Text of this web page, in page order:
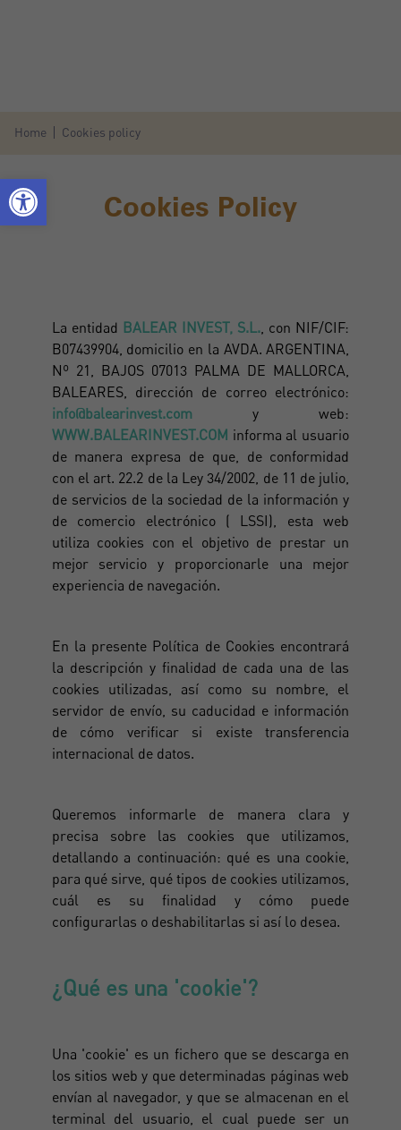
Home Cookies policy
Cookies Policy
La entidad BALEAR INVEST, S.L., con NIF/CIF:
B07439904, domicilio en la AVDA. ARGENTINA,
Nº 21, BAJOS 07013 PALMA DE MALLORCA,
BALEARES, dirección de correo electrónico:
info@balearinvest.comy web:
WWW.BALEARINVEST.COM informa al usuario
de manera expresa de que, de conformidad
con el art. 22.2 de la Ley 34/2002, de 11 de julio,
de servicios de la sociedad de la información y
de comercio electrónico ( LSSI), esta web
utiliza cookies con el objetivo de prestar un
mejor servicio y proporcionarle una mejor
experiencia de navegación.
En la presente Política de Cookies encontrará
la descripción y finalidad de cada una de las
cookies utilizadas, así como su nombre, el
servidor de envío, su caducidad e información
de cómo verificar si existe transferencia
internacional de datos.
Queremos informarle de manera clara y
precisa sobre las cookies que utilizamos,
detallando a continuación: qué es una cookie,
para qué sirve, qué tipos de cookies utilizamos,
cuál es su finalidad y cómo puede
configurarlas o deshabilitarlas si así lo desea.
¿Qué es una 'cookie'?
Una 'cookie' es un fichero que se descarga en
los sitios web y que determinadas páginas web
envían al navegador, y que se almacenan en el
terminal del usuario, el cual puede ser un